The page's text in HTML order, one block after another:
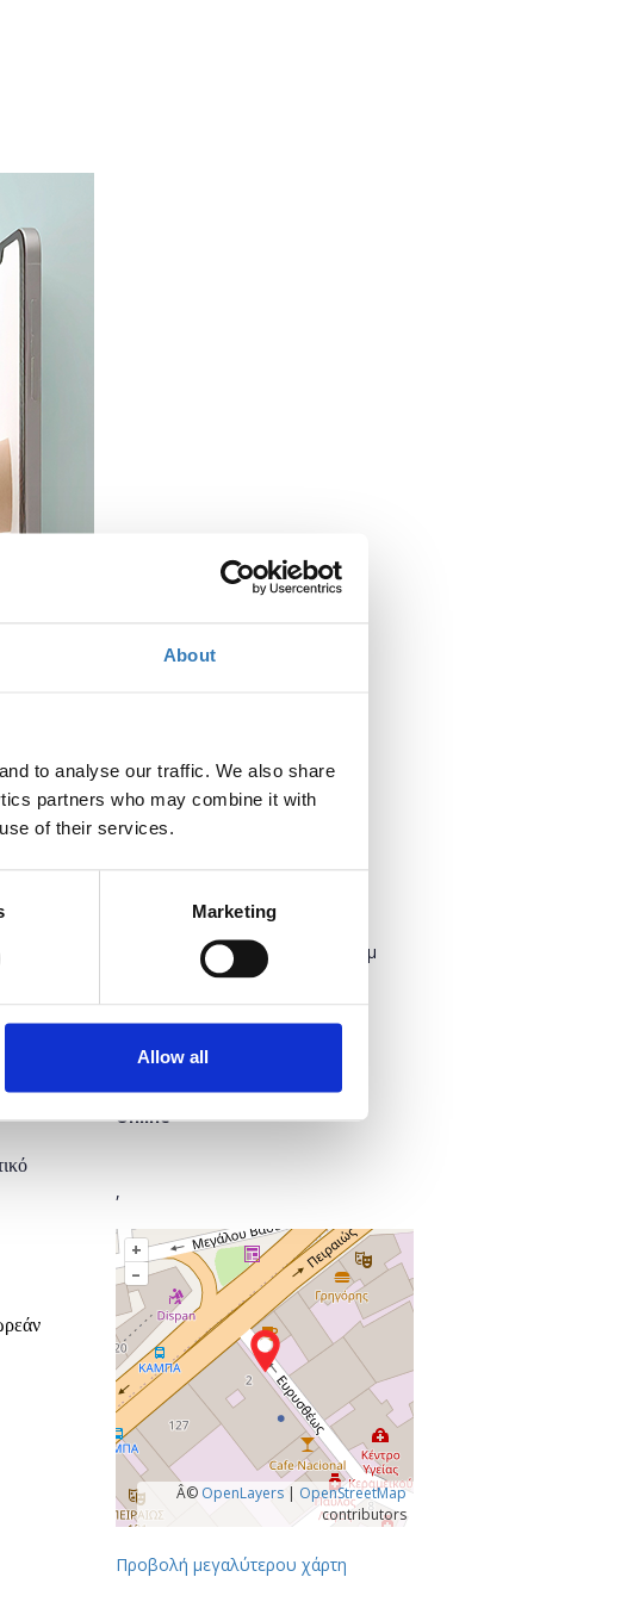
About
to analyse our traffic. We also share
partners who may combine it with
of their services.
Marketing
Allow all
Τετάρτη, 18 Ιουνίου 2025 4:00 μμ
Προσθήκη στο ημερολόγιό σας
Online
,
+
–
Â© OpenLayers| OpenStreetMap
contributors
Προβολή μεγαλύτερου χάρτη